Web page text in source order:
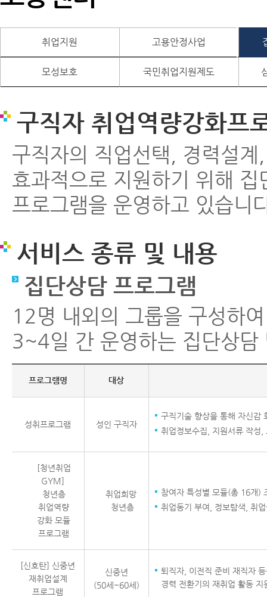
취업지원 고용안정사업
모성보호 국민취업지원제도
구직자 취업역량강화프
구직자의 직업선택, 경력설
효과적으로 지원하기 위해
프로그램을 운영하고 있습니
서비스 종류 및 내용
집단상담 프로그램
12명 내외의 그룹을 구성하
3~4일 간 운영하는 집단상담
프로그램명 대상
성취프로그램 성인 구직자
구직기술 향상을 통해 자신감
취업정보수집, 지원서류 작성,
[청년취업
GYM]
청년층
취업역량
강화 모듈
프로그램
취업희망
청년층
참여자 특성별 모듈(총 16개)
취업동기 부여, 정보탐색, 취
[신호탄] 신중년
재취업설계
프로그램
신중년
(50세~60세)
퇴직자, 이전직 준비 재직자
경력 전환기의 재취업 활동 지